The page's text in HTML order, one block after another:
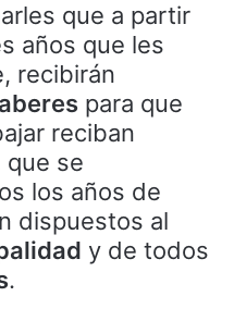
que a partir
años que les
recibirán
para que
reciban
que se
los años de
dispuestos al
y de todos
.